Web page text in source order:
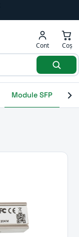
Cont Coș
Module SFP